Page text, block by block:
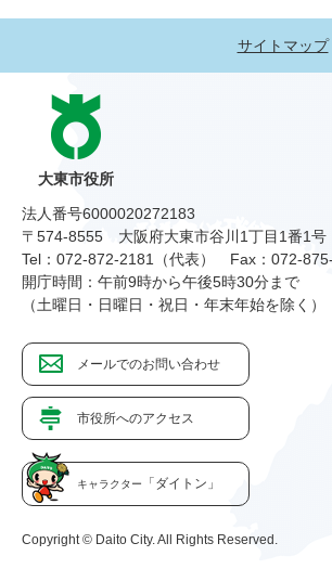
サイトマップ
大東市役所
法人番号6000020272183
〒574-8555 大阪府大東市谷川1丁目1番1号
Tel：072-872-2181（代表）
Fax：072-
開庁時間：午前9時から午後5時30分まで
（土曜日・日曜日・祝日・年末年始を除く）
メールでのお問い合わせ
市役所へのアクセス
キャラクター 「ダイトン」
Copyright © Daito City. All Rights Reserved.